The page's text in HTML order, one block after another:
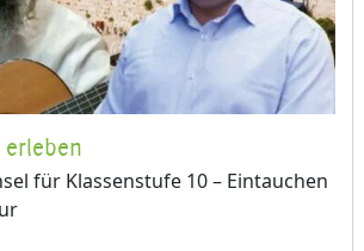
für Klassenstufe 10 – Eintauchen